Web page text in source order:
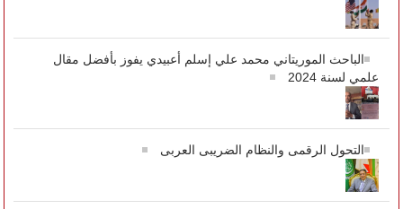
الباحث الموريتاني محمد علي إسلم أعبيدي يفوز بأفضل مقال
علمي لسنة 2024
التحول الرقمى والنظام الضريبى العربى